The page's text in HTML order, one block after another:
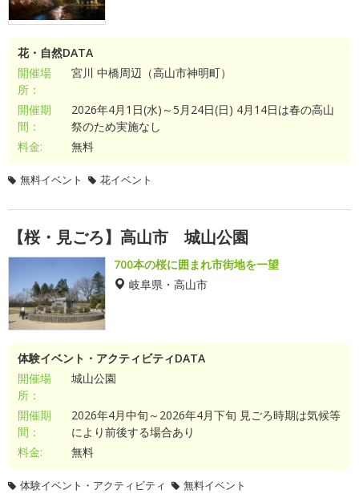
花・自然DATA
開催場
所：
宮川 中橋周辺（高山市神明町）
開催期
間：
2026年4月1日(水)～5月24日(日) 4月14日は春の高山
祭のため実施なし
料金:
無料
無料イベント 花イベント
【桜・見ごろ】高山市 城山公園
700本の桜に囲まれ市街地を一望
岐阜県・高山市
体験イベント・アクティビティDATA
開催場
所：
城山公園
開催期
間：
2026年4月中旬～2026年4月下旬 見ごろ時期は気候等
により前後する場合あり
料金:
無料
体験イベント・アクティビティ 無料イベント